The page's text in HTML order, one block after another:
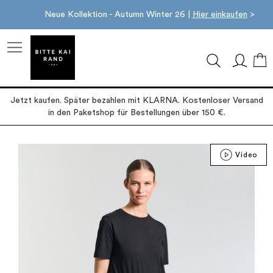
Neue Kollektion - Autumn Winter 26 | Hier einkaufen >
Jetzt kaufen. Später bezahlen mit KLARNA. Kostenloser Versand
in den Paketshop für Bestellungen über 150 €.
Video